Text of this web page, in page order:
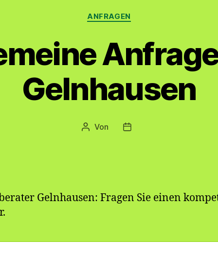
Kategorien
ANFRAGEN
Gelnhausen
Beitragsautor
Von Veröffentlichungsdatum
Gelnhausen: Fragen Sie einen